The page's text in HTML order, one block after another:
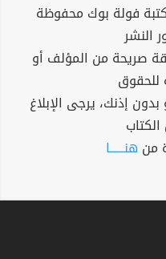
فولة بوك محفوظة
النشر
صريحة من المؤلف أو
للحقوق
إذنك، يرجى الإبلاغ
من هنــــــا